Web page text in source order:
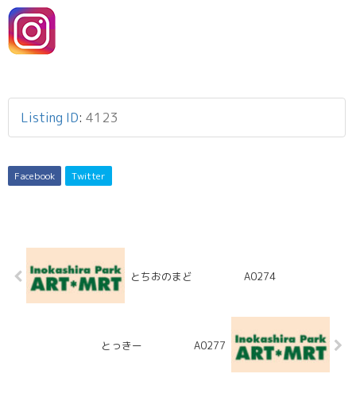
Listing ID: 4123
Facebook Twitter
とちおのまど A0274
とっきー A0277